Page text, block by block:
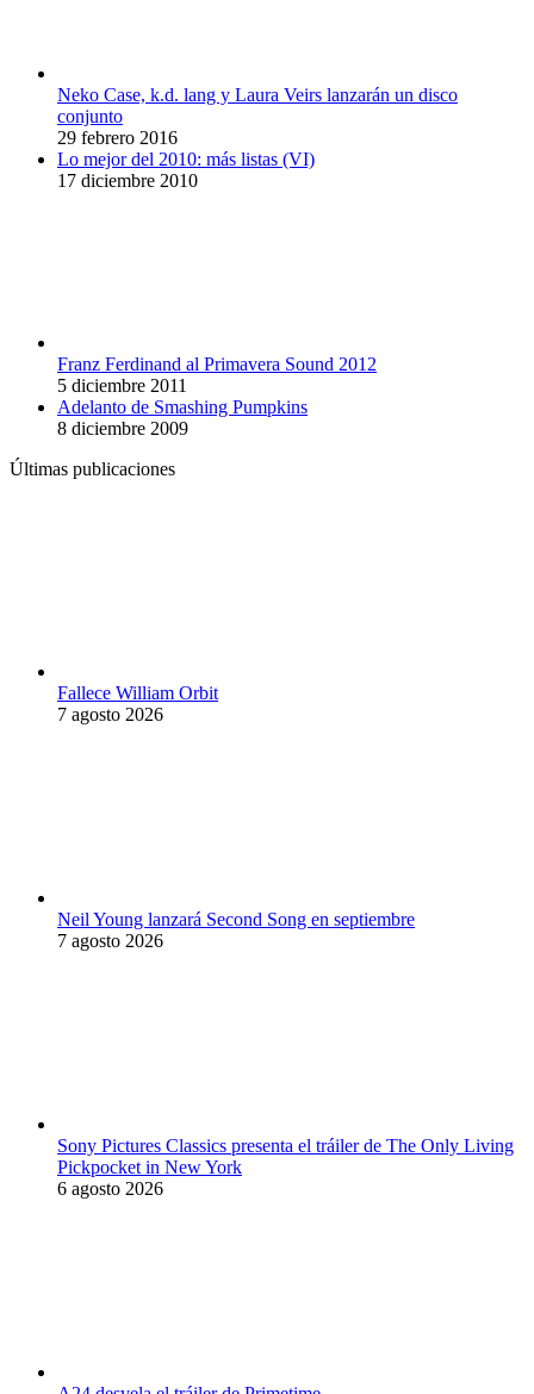
Neko Case, k.d. lang y Laura Veirs lanzarán un disco
conjunto
29 febrero 2016
Lo mejor del 2010: más listas (VI)
17 diciembre 2010
Franz Ferdinand al Primavera Sound 2012
5 diciembre 2011
Adelanto de Smashing Pumpkins
8 diciembre 2009
Últimas publicaciones
Fallece William Orbit
7 agosto 2026
Neil Young lanzará Second Song en septiembre
7 agosto 2026
Sony Pictures Classics presenta el tráiler de The Only Living
Pickpocket in New York
6 agosto 2026